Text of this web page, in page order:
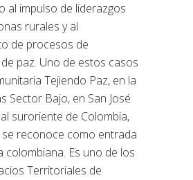
al impulso de liderazgos
rurales y al
de procesos de
paz. Uno de estos casos
Tejiendo Paz, en la
Sector Bajo, en San José
suroriente de Colombia,
reconoce como entrada
colombiana. Es uno de los
Territoriales de